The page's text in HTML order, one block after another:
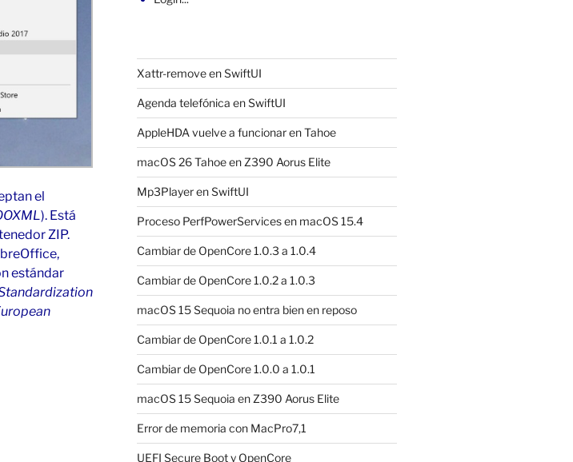
el
). Está
ZIP.
estándar
Xattr-remove en SwiftUI
Agenda telefónica en SwiftUI
AppleHDA vuelve a funcionar en Tahoe
macOS 26 Tahoe en Z390 Aorus Elite
Mp3Player en SwiftUI
Proceso PerfPowerServices en macOS 15.4
Cambiar de OpenCore 1.0.3 a 1.0.4
Cambiar de OpenCore 1.0.2 a 1.0.3
macOS 15 Sequoia no entra bien en reposo
Cambiar de OpenCore 1.0.1 a 1.0.2
Cambiar de OpenCore 1.0.0 a 1.0.1
macOS 15 Sequoia en Z390 Aorus Elite
Error de memoria con MacPro7,1
UEFI Secure Boot y OpenCore